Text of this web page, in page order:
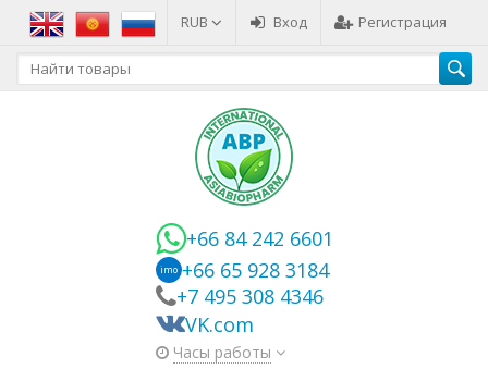
RUB Вход Регистрация
+66 84 242 6601
imo +66 65 928 3184
+7 495 308 4346
VK.com
Часы работы